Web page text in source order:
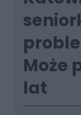
Może
lat